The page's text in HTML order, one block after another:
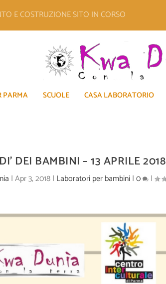
E COSTRUZIONE SITO IN CORSO
PARMA SCUOLE CASA LABORATORIO
DEI BAMBINI – 13 APRILE 2018
|Apr 3, 2018| Laboratori per bambini|0 |